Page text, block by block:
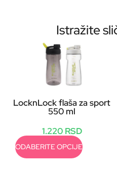
Istražite
LocknLock flaša za sport
550 ml
1.220 RSD
ODABERITE OPCIJE